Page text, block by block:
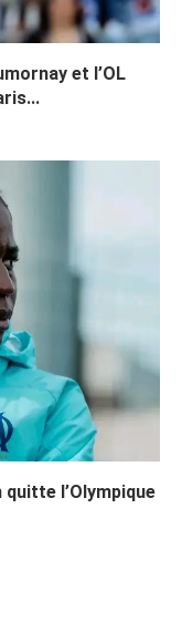
et l’OL
l’Olympique